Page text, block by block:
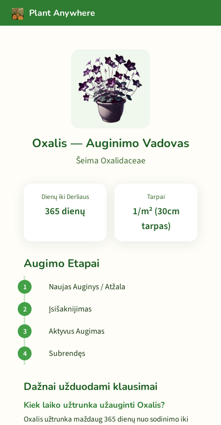
Plant Anywhere
Oxalis — Auginimo Vadovas
Šeima Oxalidaceae
Dienų iki Derliaus
365 dienų
Tarpai
1/m² (30cm
tarpas)
Augimo Etapai
Naujas Auginys / Atžala
Įsišaknijimas
Aktyvus Augimas
Subrendęs
Dažnai užduodami klausimai
Kiek laiko užtrunka užauginti Oxalis?
Oxalis užtrunka maždaug 365 dienų nuo sodinimo iki